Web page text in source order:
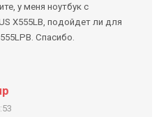
у меня ноутбук с
X555LB, подойдет ли для
Спасибо.